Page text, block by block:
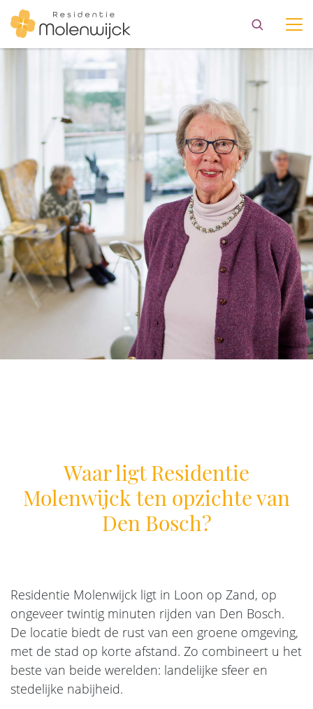
Waar ligt Residentie
Molenwijck ten opzichte van
Den Bosch?
Residentie Molenwijck ligt in Loon op Zand, op
ongeveer twintig minuten rijden van Den Bosch.
De locatie biedt de rust van een groene omgeving,
met de stad op korte afstand. Zo combineert u het
beste van beide werelden: landelijke sfeer en
stedelijke nabijheid.